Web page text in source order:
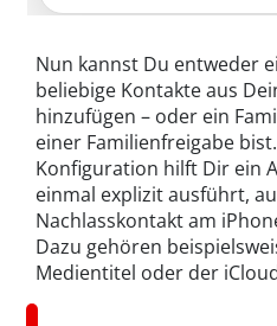
Nun kannst Du entweder
beliebige Kontakte aus
hinzufügen – oder ein
einer Familienfreigabe
Konfiguration hilft Dir ein
einmal explizit ausführt,
Nachlasskontakt am
Dazu gehören
Medientitel oder der